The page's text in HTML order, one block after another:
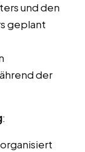
und den
geplant
der
: